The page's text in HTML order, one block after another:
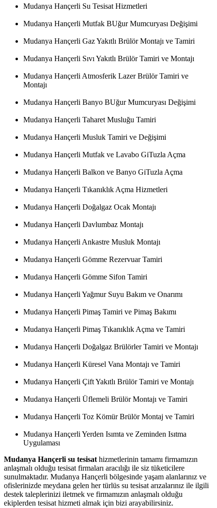
Mudanya Hançerli Su Tesisat Hizmetleri
Mudanya Hançerli Mutfak BUğur Mumcuryası Değişimi
Mudanya Hançerli Gaz Yakıtlı Brülör Montajı ve Tamiri
Mudanya Hançerli Sıvı Yakıtlı Brülör Tamiri ve Montajı
Mudanya Hançerli Atmosferik Lazer Brülör Tamiri ve
Montajı
Mudanya Hançerli Banyo BUğur Mumcuryası Değişimi
Mudanya Hançerli Taharet Musluğu Tamiri
Mudanya Hançerli Musluk Tamiri ve Değişimi
Mudanya Hançerli Mutfak ve Lavabo GiTuzla Açma
Mudanya Hançerli Balkon ve Banyo GiTuzla Açma
Mudanya Hançerli Tıkanıklık Açma Hizmetleri
Mudanya Hançerli Doğalgaz Ocak Montajı
Mudanya Hançerli Davlumbaz Montajı
Mudanya Hançerli Ankastre Musluk Montajı
Mudanya Hançerli Gömme Rezervuar Tamiri
Mudanya Hançerli Gömme Sifon Tamiri
Mudanya Hançerli Yağmur Suyu Bakım ve Onarımı
Mudanya Hançerli Pimaş Tamiri ve Pimaş Bakımı
Mudanya Hançerli Pimaş Tıkanıklık Açma ve Tamiri
Mudanya Hançerli Doğalgaz Brülörler Tamiri ve Montajı
Mudanya Hançerli Küresel Vana Montajı ve Tamiri
Mudanya Hançerli Çift Yakıtlı Brülör Tamiri ve Montajı
Mudanya Hançerli Üflemeli Brülör Montajı ve Tamiri
Mudanya Hançerli Toz Kömür Brülör Montaj ve Tamiri
Mudanya Hançerli Yerden Isımta ve Zeminden Isıtma
Uygulaması
Mudanya Hançerli su tesisat hizmetlerinin tamamı firmamızın
anlaşmalı olduğu tesisat firmaları aracılığı ile siz tüketicilere
sunulmaktadır. Mudanya Hançerli bölgesinde yaşam alanlarınız ve
ofislerinizde meydana gelen her türlüs su tesisat arızalarınız ile ilgili
destek taleplerinizi iletmek ve firmamızın anlaşmalı olduğu
ekiplerden tesisat hizmeti almak için bizi arayabilirsiniz.